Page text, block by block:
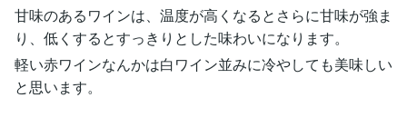
甘味のあるワインは、温度が高くなるとさらに甘味が強ま
り、低くするとすっきりとした味わいになります。
軽い赤ワインなんかは白ワイン並みに冷やしても美味しい
と思います。